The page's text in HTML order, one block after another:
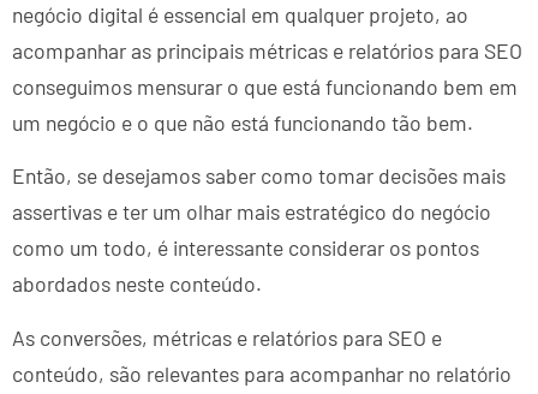
negócio digital é essencial em qualquer projeto, ao
acompanhar as principais métricas e relatórios para SEO
conseguimos mensurar o que está funcionando bem em
um negócio e o que não está funcionando tão bem.
Então, se desejamos saber como tomar decisões mais
assertivas e ter um olhar mais estratégico do negócio
como um todo, é interessante considerar os pontos
abordados neste conteúdo.
As conversões, métricas e relatórios para SEO e
conteúdo, são relevantes para acompanhar no relatório